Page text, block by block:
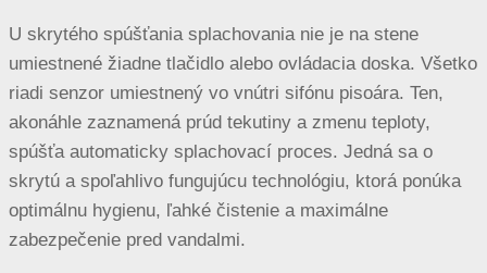
U skrytého spúšťania splachovania nie je na stene
umiestnené žiadne tlačidlo alebo ovládacia doska. Všetko
riadi senzor umiestnený vo vnútri sifónu pisoára. Ten,
akonáhle zaznamená prúd tekutiny a zmenu teploty,
spúšťa automaticky splachovací proces. Jedná sa o
skrytú a spoľahlivo fungujúcu technológiu, ktorá ponúka
optimálnu hygienu, ľahké čistenie a maximálne
zabezpečenie pred vandalmi.